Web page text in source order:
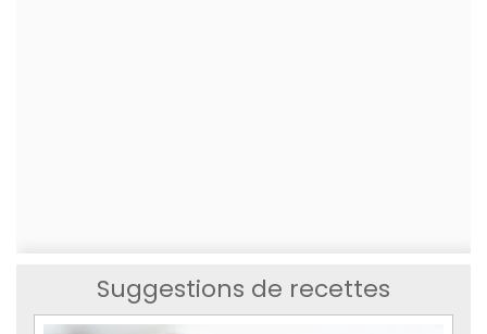
Suggestions de recettes